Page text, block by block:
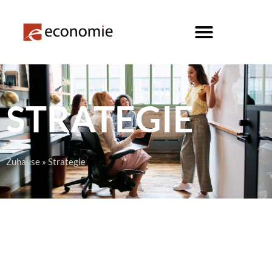
STRATEGIE
Zuhause » Strategie